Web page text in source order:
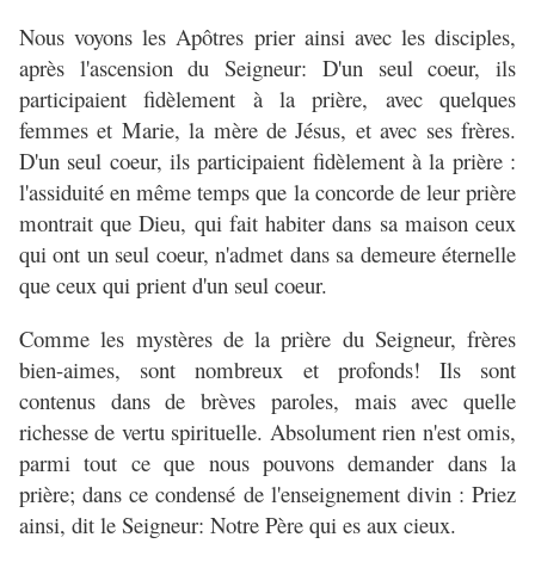
Nous voyons les Apôtres prier ainsi avec les disciples,
après l'ascension du Seigneur: D'un seul coeur, ils
participaient fidèlement à la prière, avec quelques
femmes et Marie, la mère de Jésus, et avec ses frères.
D'un seul coeur, ils participaient fidèlement à la prière :
l'assiduité en même temps que la concorde de leur prière
montrait que Dieu, qui fait habiter dans sa maison ceux
qui ont un seul coeur, n'admet dans sa demeure éternelle
que ceux qui prient d'un seul coeur.
Comme les mystères de la prière du Seigneur, frères
bien-aimes, sont nombreux et profonds! Ils sont
contenus dans de brèves paroles, mais avec quelle
richesse de vertu spirituelle. Absolument rien n'est omis,
parmi tout ce que nous pouvons demander dans la
prière; dans ce condensé de l'enseignement divin : Priez
ainsi, dit le Seigneur: Notre Père qui es aux cieux.